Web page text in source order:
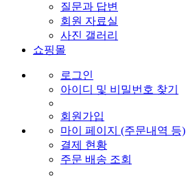
질문과 답변
회원 자료실
사진 갤러리
쇼핑몰
로그인
아이디 및 비밀번호 찾기
회원가입
마이 페이지 (주문내역 등)
결제 현황
주문 배송 조회